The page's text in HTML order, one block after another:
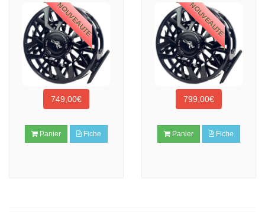
NOUVEAUTE
749,00€
Panier Fiche
NOUVEAUTE
799,00€
Panier Fiche